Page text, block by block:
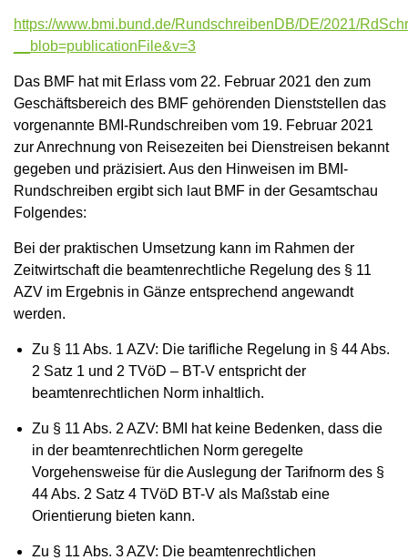
https://www.bmi.bund.de/RundschreibenDB/DE/2021/
__blob=publicationFile&v=3
Das BMF hat mit Erlass vom 22. Februar 2021 den zum
Geschäftsbereich des BMF gehörenden Dienststellen das
vorgenannte BMI-Rundschreiben vom 19. Februar 2021
zur Anrechnung von Reisezeiten bei Dienstreisen bekannt
gegeben und präzisiert. Aus den Hinweisen im BMI-
Rundschreiben ergibt sich laut BMF in der Gesamtschau
Folgendes:
Bei der praktischen Umsetzung kann im Rahmen der
Zeitwirtschaft die beamtenrechtliche Regelung des § 11
AZV im Ergebnis in Gänze entsprechend angewandt
werden.
Zu § 11 Abs. 1 AZV: Die tarifliche Regelung in § 44 Abs.
2 Satz 1 und 2 TVöD – BT-V entspricht der
beamtenrechtlichen Norm inhaltlich.
Zu § 11 Abs. 2 AZV: BMI hat keine Bedenken, dass die
in der beamtenrechtlichen Norm geregelte
Vorgehensweise für die Auslegung der Tarifnorm des §
44 Abs. 2 Satz 4 TVöD BT-V als Maßstab eine
Orientierung bieten kann.
Zu § 11 Abs. 3 AZV: Die beamtenrechtlichen